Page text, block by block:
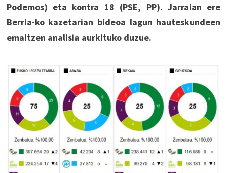
Podemos) eta kontra 18 (PSE, PP). Jarraian ere
Berria-ko kazetarian bideoa lagun hauteskundeen
emaitzen analisia aurkituko duzue.